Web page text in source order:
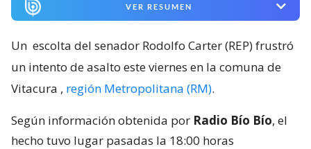
VER RESUMEN
Un escolta del senador Rodolfo Carter (REP) frustró
un intento de asalto este viernes en la comuna de
Vitacura , región Metropolitana (RM).
Según información obtenida por Radio Bío Bío, el
hecho tuvo lugar pasadas la 18:00 horas